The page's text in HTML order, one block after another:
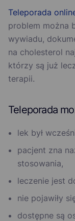
Teleporada
problem można
wywiadu,
na cholesterol
którzy są już
terapii.
Teleporada
lek był
pacjent zna
stosowania,
leczenie jest
nie pojawiły
dostępne są